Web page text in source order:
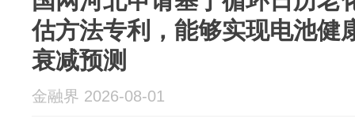
估方法专利，能够实现电池健
衰减预测
金融界 2026-08-01